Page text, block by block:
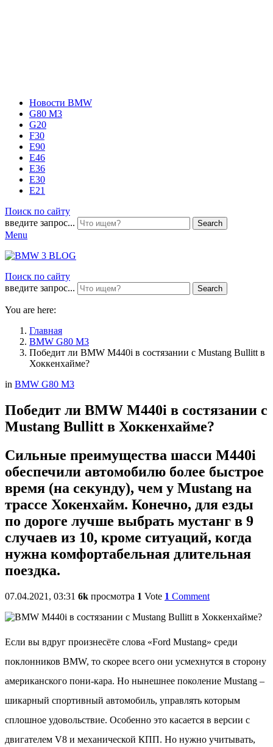
Новости BMW
G80 M3
G20
F30
E90
E46
E36
E30
E21
Поиск по сайту
введите запрос...
Search
Menu
Поиск по сайту
введите запрос...
Search
You are here:
Главная
BMW G80 M3
Победит ли BMW M440i в состязании с Mustang Bullitt в
Хоккенхайме?
in BMW G80 M3
Победит ли BMW M440i в состязании с
Mustang Bullitt в Хоккенхайме?
Сильные преимущества шасси M440i
обеспечили автомобилю более быстрое
время (на секунду), чем у Mustang на
трассе Хокенхайм. Конечно, для езды
по дороге лучше выбрать мустанг в 9
случаев из 10, кроме ситуаций, когда
нужна комфортабельная длительная
поездка.
07.04.2021, 03:31 6k просмотра 1 Vote 1 Comment
Если вы вдруг произнесёте слова «Ford Mustang» среди
поклонников BMW, то скорее всего они усмехнутся в сторону
американского пони-кара. Но нынешнее поколение Mustang –
шикарный спортивный автомобиль, управлять которым
сплошное удовольствие. Особенно это касается в версии с
двигателем V8 и механической КПП. Но нужно учитывать,